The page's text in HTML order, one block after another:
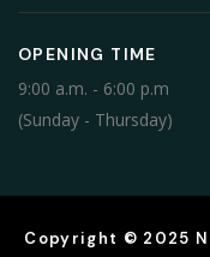
OPENING TIME
9:00 a.m. - 6:00 p.m
(Sunday - Thursday)
Copyright © 2025